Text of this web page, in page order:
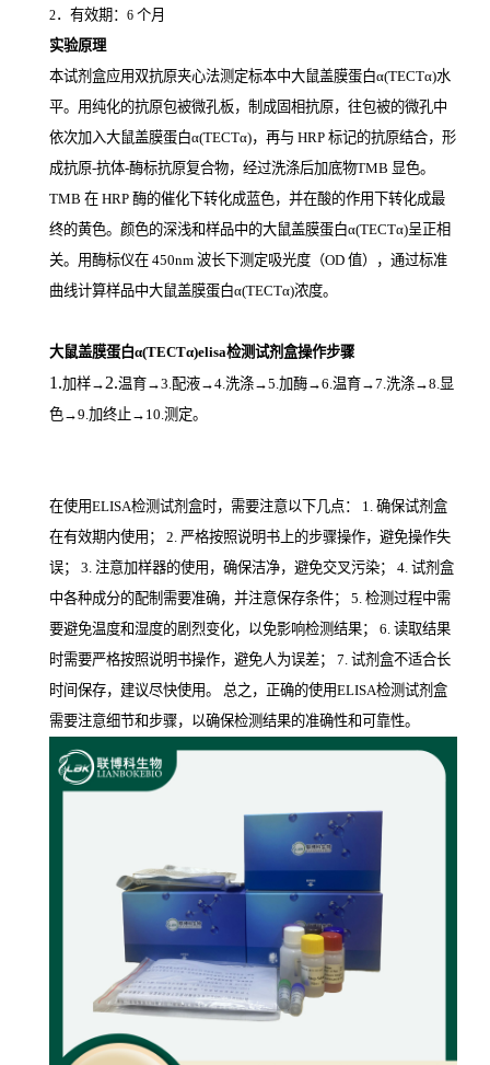
2．有效期： 6 个月
实验原理
本试剂盒应用双抗原夹心法测定标本中大鼠盖膜蛋白α(TECTα)水
平。用纯化的抗原包被微孔板，制成固相抗原，往包被的微孔中
依次加入大鼠盖膜蛋白α(TECTα)，再与 HRP 标记的抗原结合，形
成抗原-抗体-酶标抗原复合物，经过洗涤后加底物TMB 显色。
TMB 在 HRP 酶的催化下转化成蓝色，并在酸的作用下转化成最
终的黄色。颜色的深浅和样品中的大鼠盖膜蛋白α(TECTα)呈正相
关。用酶标仪在 450nm 波长下测定吸光度（OD 值），通过标准
曲线计算样品中大鼠盖膜蛋白α(TECTα)浓度。
大鼠盖膜蛋白α(TECTα)elisa检测试剂盒操作步骤
1.加样→ 2.温育→3.配液→4.洗涤→5.加酶→6.温育→7.洗涤→8.显
色→9.加终止→10.测定。
在使用ELISA检测试剂盒时，需要注意以下几点： 1. 确保试剂盒
在有效期内使用； 2. 严格按照说明书上的步骤操作，避免操作失
误； 3. 注意加样器的使用，确保洁净，避免交叉污染； 4. 试剂盒
中各种成分的配制需要准确，并注意保存条件； 5. 检测过程中需
要避免温度和湿度的剧烈变化，以免影响检测结果； 6. 读取结果
时需要严格按照说明书操作，避免人为误差； 7. 试剂盒不适合长
时间保存，建议尽快使用。 总之，正确的使用ELISA检测试剂盒
需要注意细节和步骤，以确保检测结果的准确性和可靠性。